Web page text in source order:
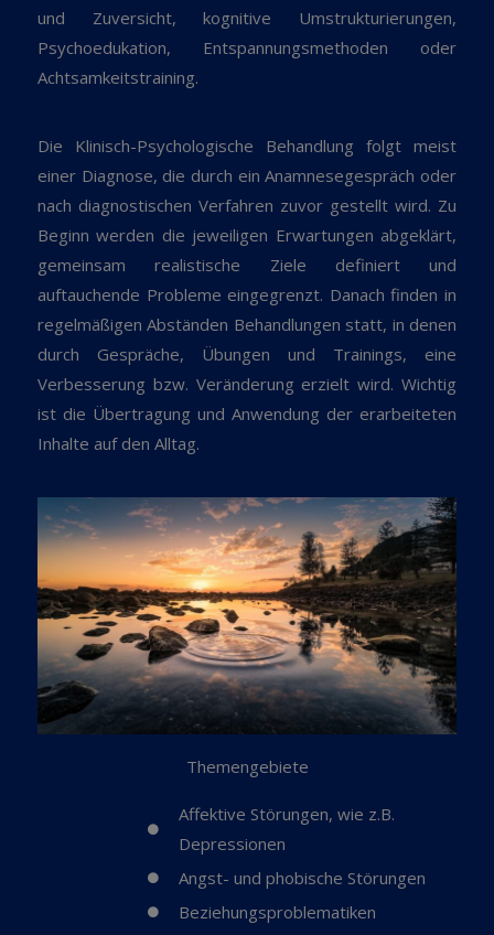
und Zuversicht, kognitive Umstrukturierungen,
Psychoedukation, Entspannungsmethoden oder
Achtsamkeitstraining.
Die Klinisch-Psychologische Behandlung folgt meist
einer Diagnose, die durch ein Anamnesegespräch oder
nach diagnostischen Verfahren zuvor gestellt wird. Zu
Beginn werden die jeweiligen Erwartungen abgeklärt,
gemeinsam realistische Ziele definiert und
auftauchende Probleme eingegrenzt. Danach finden in
regelmäßigen Abständen Behandlungen statt, in denen
durch Gespräche, Übungen und Trainings, eine
Verbesserung bzw. Veränderung erzielt wird. Wichtig
ist die Übertragung und Anwendung der erarbeiteten
Inhalte auf den Alltag.
Themengebiete
Affektive Störungen, wie z.B.
Depressionen
Angst- und phobische Störungen
Beziehungsproblematiken